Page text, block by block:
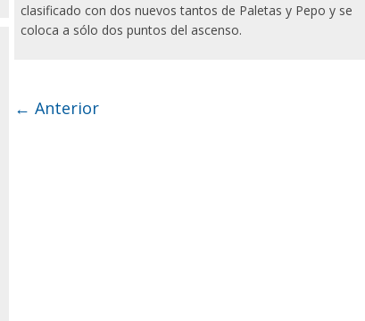
clasificado con dos nuevos tantos de Paletas y Pepo y se
coloca a sólo dos puntos del ascenso.
← Anterior